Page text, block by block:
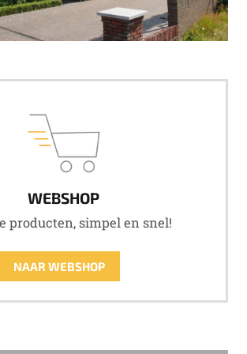
WEBSHOP
producten, simpel en snel!
NAAR WEBSHOP